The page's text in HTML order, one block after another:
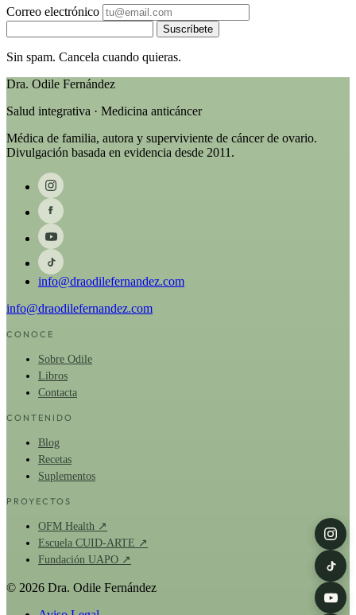
Correo electrónico
Suscríbete
Sin spam. Cancela cuando quieras.
Dra. Odile Fernández
Salud integrativa · Medicina anticáncer
Médica de familia, autora y superviviente de cáncer de ovario.
Divulgación basada en evidencia desde 2011.
info@draodilefernandez.com
info@draodilefernandez.com
CONOCE
Sobre Odile
Libros
Contacta
CONTENIDO
Blog
Recetas
Suplementos
PROYECTOS
OFM Health ↗
Escuela CUID-ARTE ↗
Fundación UAPO ↗
© 2026 Dra. Odile Fernández